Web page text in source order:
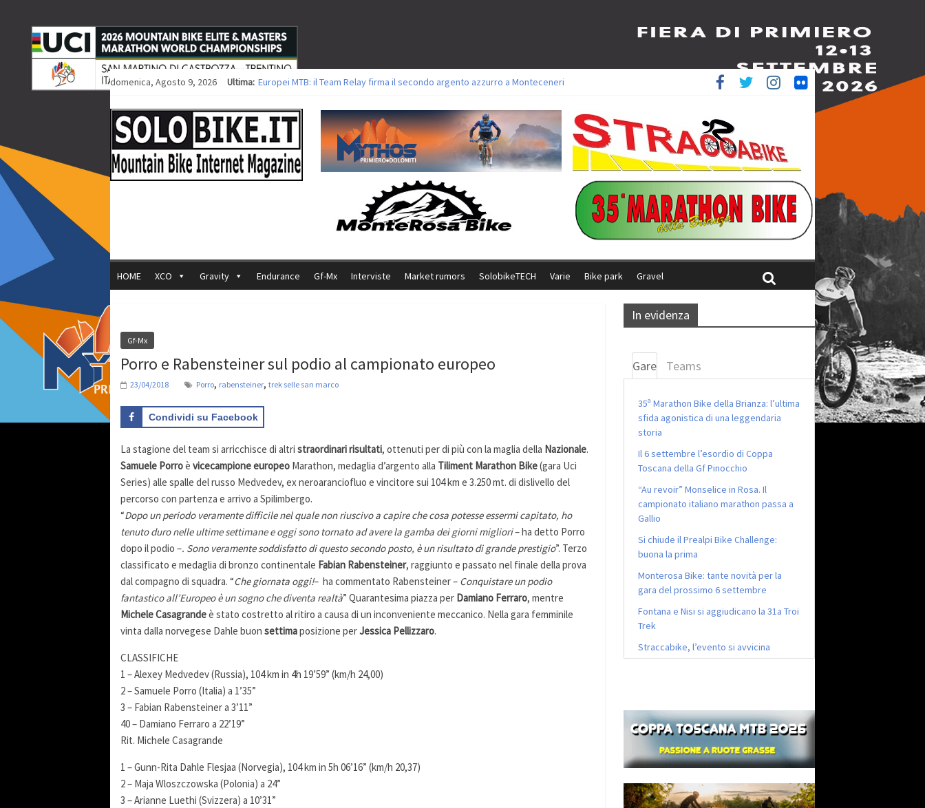
domenica, Agosto 9, 2026 Ultima: Europei MTB: il Team Relay firma il secondo argento azzurro a Monteceneri
Europei XCO: titoli a Aldridge, Frei e Hutter. Argento per Zanotti tra gli Elite. Corvi fora ed è 4^
Europei XCO: vittorie per Ghibaudo, Grossmann e Gallis. Signorelli 5^ la migliore tra gli italiani
35ª Marathon Bike della Brianza: l’ultima sfida agonistica di una leggendaria storia
HOME XCO Gravity Endurance Gf-Mx Interviste Market rumors SolobikeTECH Varie Bike park Gravel
Gf-Mx
Porro e Rabensteiner sul podio al campionato europeo
23/04/2018 Porro, rabensteiner, trek selle san marco
Condividi su Facebook
La stagione del team si arricchisce di altri straordinari risultati, ottenuti per di più con la maglia della Nazionale.
Samuele Porroè vicecampione europeo Marathon, medaglia d’argento alla Tiliment Marathon Bike(gara Uci
Series) alle spalle del russo Medvedev, ex neroaranciofluo e vincitore sui 104 km e 3.250 mt. di dislivello del
percorso con partenza e arrivo a Spilimbergo.
“Dopo un periodo veramente difficile nel quale non riuscivo a capire che cosa potesse essermi capitato, ho
tenuto duro nelle ultime settimane e oggi sono tornato ad avere la gamba dei giorni migliori– ha detto Porro
dopo il podio –. Sono veramente soddisfatto di questo secondo posto, è un risultato di grande prestigio”. Terzo
classificato e medaglia di bronzo continentale Fabian Rabensteiner, raggiunto e passato nel finale della prova
dal compagno di squadra. “Che giornata oggi!– ha commentato Rabensteiner – Conquistare un podio
fantastico all’Europeo è un sogno che diventa realtà” Quarantesima piazza per Damiano Ferraro, mentre
Michele Casagrandeè stato costretto al ritiro a causa di un inconveniente meccanico. Nella gara femminile
vinta dalla norvegese Dahle buon settimaposizione perJessica Pellizzaro.
CLASSIFICHE
1 – Alexey Medvedev (Russia), 104 km in 4h 19’59” (km/h 24,00)
2 – Samuele Porro (Italia) a 1’35”
3 – Fabian Rabensteiner a 3’11”
40 – Damiano Ferraro a 22’19”
Rit. Michele Casagrande
1 – Gunn-Rita Dahle Flesjaa (Norvegia), 104 km in 5h 06’16” (km/h 20,37)
2 – Maja Wloszczowska (Polonia) a 24”
3 – Arianne Luethi (Svizzera) a 10’31”
In evidenza
Gare Teams
35ª Marathon Bike della Brianza: l’ultima
sfida agonistica di una leggendaria
storia
Il 6 settembre l’esordio di Coppa
Toscana della Gf Pinocchio
“Au revoir” Monselice in Rosa. Il
campionato italiano marathon passa a
Gallio
Si chiude il Prealpi Bike Challenge:
buona la prima
Monterosa Bike: tante novità per la
gara del prossimo 6 settembre
Fontana e Nisi si aggiudicano la 31a Troi
Trek
Straccabike, l’evento si avvicina